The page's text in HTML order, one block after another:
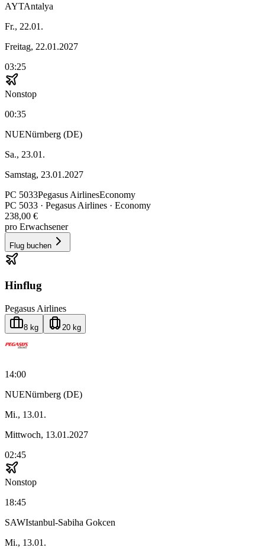
AYTAntalya
Fr., 22.01.
Freitag, 22.01.2027
03:25
Nonstop
00:35
NUENürnberg (DE)
Sa., 23.01.
Samstag, 23.01.2027
PC 5033Pegasus AirlinesEconomy
PC 5033 · Pegasus Airlines · Economy
238,00 €
pro Erwachsener
Flug buchen
Hinflug
Pegasus Airlines
8 kg 20 kg
14:00
NUENürnberg (DE)
Mi., 13.01.
Mittwoch, 13.01.2027
02:45
Nonstop
18:45
SAWIstanbul-Sabiha Gokcen
Mi., 13.01.